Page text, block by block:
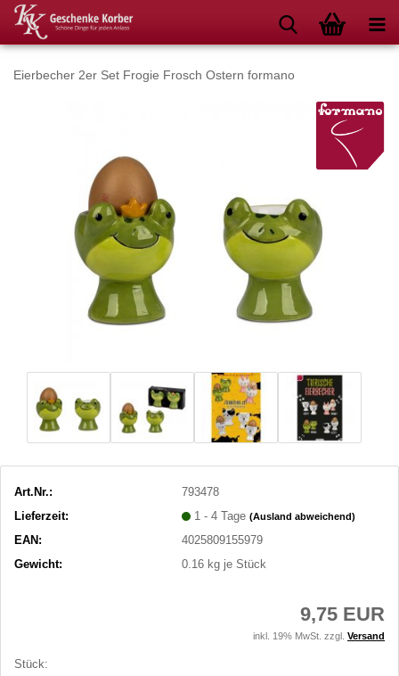
Eierbecher 2er Set Frogie Frosch Ostern formano
Art.Nr.:
793478
Lieferzeit:
1 - 4 Tage(Ausland abweichend)
EAN:
4025809155979
Gewicht:
0.16 kg je Stück
9,75 EUR
inkl. 19% MwSt. zzgl. Versand
Stück: